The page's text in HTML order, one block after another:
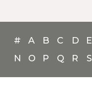
# A B C D E
N
O P Q R S